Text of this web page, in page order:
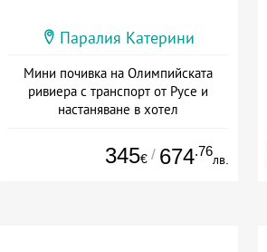
Паралия Катерини
Мини почивка на Олимпийската
ривиера с транспорт от Русе и
настаняване в хотел
345€ / 674.76
лв.